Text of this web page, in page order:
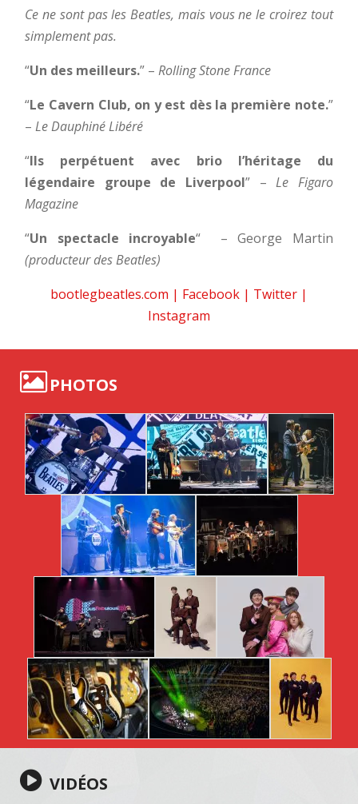
Ce ne sont pas les Beatles, mais vous ne le croirez tout
simplement pas.
“Un des meilleurs.” –Rolling Stone France
“Le Cavern Club, on y est dès la première note.”
–Le Dauphiné Libéré
“Ils perpétuent avec brio l’héritage du
légendaire groupe de Liverpool” –Le Figaro
Magazine
“Un spectacle incroyable“
– George Martin
(producteur des Beatles)
bootlegbeatles.com | Facebook | Twitter |
Instagram
PHOTOS
VIDÉOS